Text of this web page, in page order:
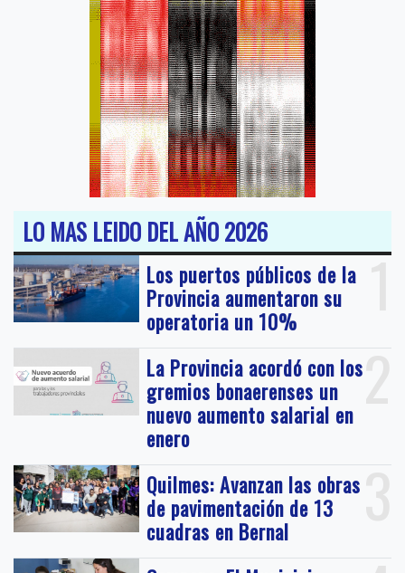
LO MAS LEIDO DEL AÑO 2026
1
Los puertos públicos de la
Provincia aumentaron su
operatoria un 10%
2
La Provincia acordó con los
gremios bonaerenses un
nuevo aumento salarial en
enero
3
Quilmes: Avanzan las obras
de pavimentación de 13
cuadras en Bernal